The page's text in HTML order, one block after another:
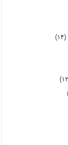
(۱۴)